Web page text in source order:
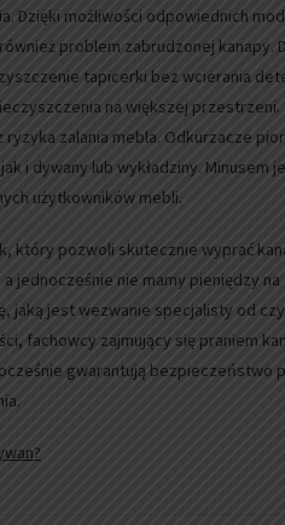
Dzięki możliwości odpowiednich
problem zabrudzonej
tapicerki bez wcierania
na większej przestrzeni.
zalania mebla. Odkurzacze
i dywany lub wykładziny. Minusem
użytkowników mebli.
który pozwoli skutecznie wyprać
jednocześnie nie mamy pieniędzy
jaką jest wezwanie specjalisty od
fachowcy zajmujący się praniem
gwarantują bezpieczeństwo